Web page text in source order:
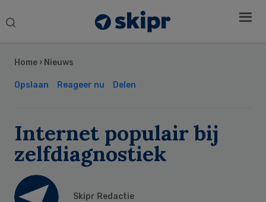
Search
Home › Nieuws
Opslaan Reageer nu Delen
Internet populair bij
zelfdiagnostiek
Skipr Redactie
Sidebar